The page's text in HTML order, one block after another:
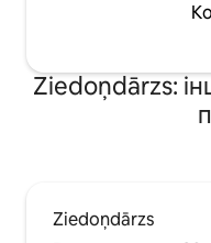
Ziedoņdārzs:
Ziedoņdārzs